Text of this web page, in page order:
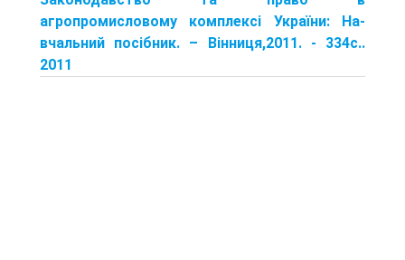
агропромисловому комплексі України: На­
вчальний посібник. – Вінниця,2011. - 334с..
2011